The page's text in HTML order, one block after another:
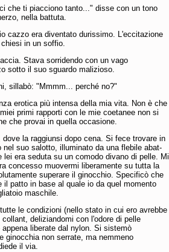
che ti piacciono tanto..." disse con un tono
nella battuta.
cazzo era diventato durissimo. L'eccitazione
in un soffio.
Stava sorridendo con un vago
sotto il suo sguardo malizioso.
sillabò: "Mmmm... perché no?"
erotica più intensa della mia vita. Non è che
primi rapporti con le mie coetanee non si
che provai in quella occasione.
la raggiunsi dopo cena. Si fece trovare in
suo salotto, illuminato da una flebile abat-
era seduta su un comodo divano di pelle. Mi
concesso muovermi liberamente su tutta la
superare il ginocchio. Specificò che
patto in base al quale io da quel momento
maschile.
le condizioni (nello stato in cui ero avrebbe
deliziandomi con l'odore di pelle
liberate dal nylon. Si sistemò
ginocchia non serrate, ma nemmeno
il via.